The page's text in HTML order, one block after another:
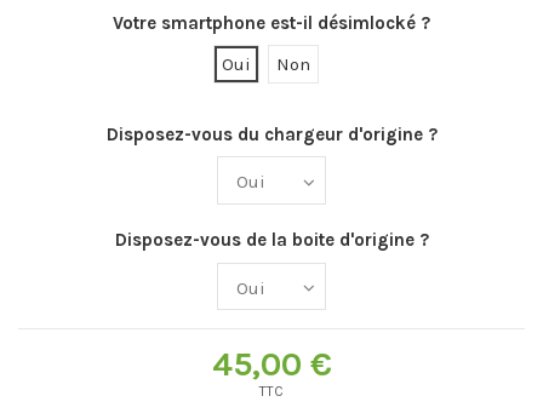
Votre smartphone est-il désimlocké ?
Oui
Non
Disposez-vous du chargeur d'origine ?
Disposez-vous de la boite d'origine ?
45,00 €
TTC